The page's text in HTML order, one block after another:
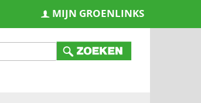
MIJN GROENLINKS